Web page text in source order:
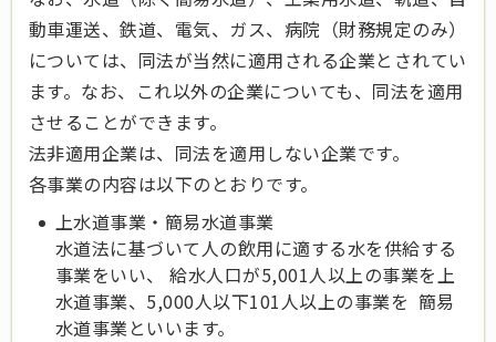
動車運送、鉄道、電気、ガス、病院（財務規定のみ）
については、同法が当然に適用される企業とされてい
ます。なお、これ以外の企業についても、同法を適用
させることができます。
法非適用企業は、同法を適用しない企業です。
各事業の内容は以下のとおりです。
上水道事業・簡易水道事業
水道法に基づいて人の飲用に適する水を供給する
事業をいい、 給水人口が5,001人以上の事業を上
水道事業、5,000人以下101人以上の事業を 簡易
水道事業といいます。